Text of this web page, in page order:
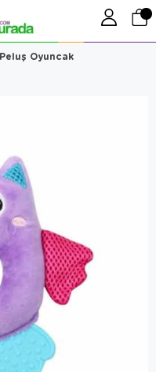
Oyuncak